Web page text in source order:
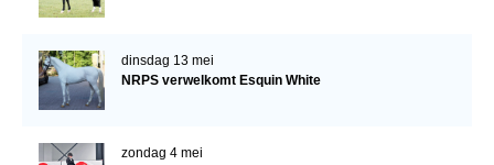
dinsdag 13 mei
NRPS verwelkomt Esquin White
zondag 4 mei